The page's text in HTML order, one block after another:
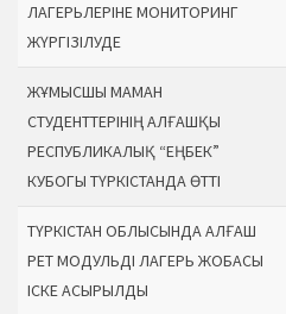
ЛАГЕРЬЛЕРІНЕ МОНИТОРИНГ
ЖҮРГІЗІЛУДЕ
ЖҰМЫСШЫ МАМАН
СТУДЕНТТЕРІНІҢ АЛҒАШҚЫ
РЕСПУБЛИКАЛЫҚ “ЕҢБЕК”
КУБОГЫ ТҮРКІСТАНДА ӨТТІ
ТҮРКІСТАН ОБЛЫСЫНДА АЛҒАШ
РЕТ МОДУЛЬДІ ЛАГЕРЬ ЖОБАСЫ
ІСКЕ АСЫРЫЛДЫ